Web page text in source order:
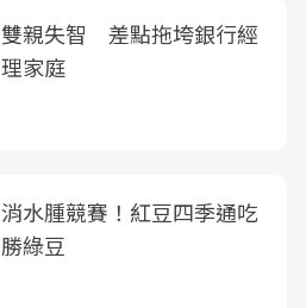
光田醫院建構360度女性健
康照護生態圈
雙親失智 差點拖垮銀行經
理家庭
消水腫競賽！紅豆四季通吃
勝綠豆